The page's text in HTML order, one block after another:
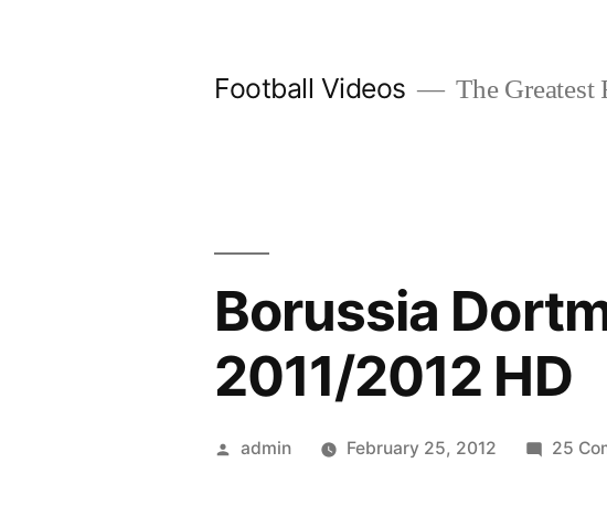
Football Videos The
Borussia
2011/2012 HD
Posted
admin February 25, 2012 25